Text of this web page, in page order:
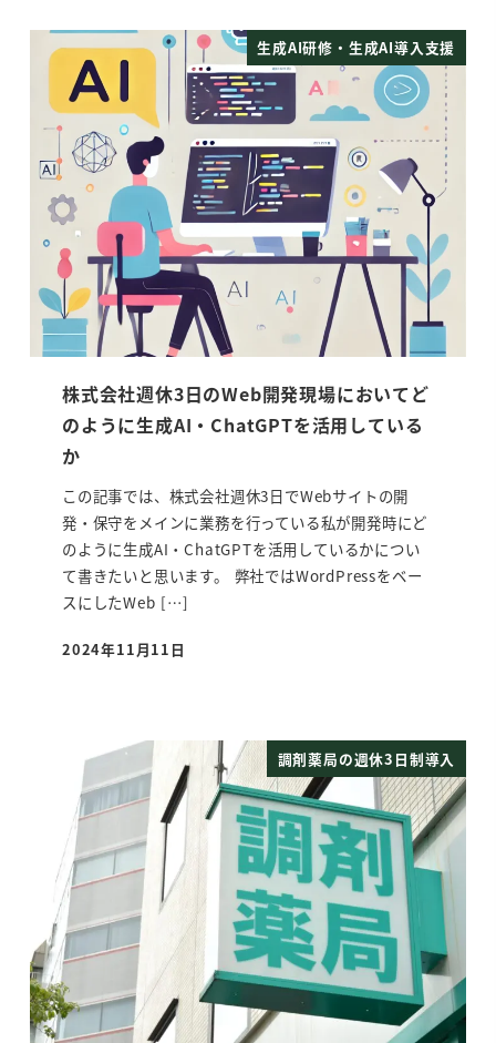
生成AI研修・生成AI導入支援
株式会社週休3日のWeb開発現場においてど
のように生成AI・ChatGPTを活用している
か
この記事では、株式会社週休3日でWebサイトの開
発・保守をメインに業務を行っている私が開発時にど
のように生成AI・ChatGPTを活用しているかについ
て書きたいと思います。 弊社ではWordPressをベー
スにしたWeb […]
投稿日
2024年11月11日
調剤薬局の週休3日制導入